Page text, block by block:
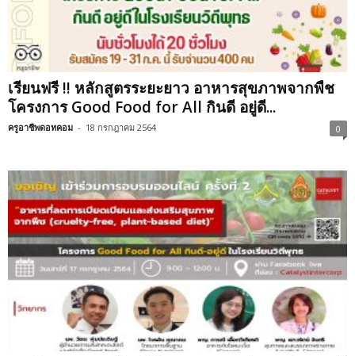
เรียนฟรี !! หลักสูตรระยะยาว อาหารสุขภาพจากพืช
โครงการ Good Food for All กินดี อยู่ดี...
ครูอาชีพดอทคอม - 18 กรกฎาคม 2564 0